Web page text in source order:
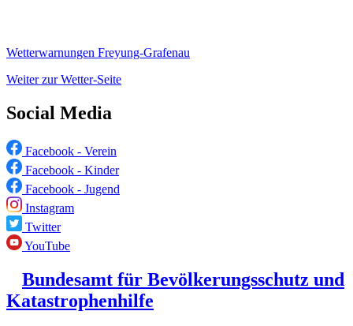
Wetterwarnungen Freyung-Grafenau
Weiter zur Wetter-Seite
Social Media
Facebook - Verein
Facebook - Kinder
Facebook - Jugend
Instagram
Twitter
YouTube
Bundesamt für Bevölkerungsschutz und
Katastrophenhilfe